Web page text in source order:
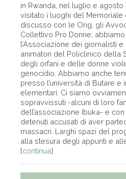
in Rwanda, nel luglio e
visitato i luoghi del Memoriale
discusso con le Ong, gli
Collettivo Pro Donne;
l’Associazione dei giornalisti
animatori del Policlinico della
degli orfani e delle donne
genocidio. Abbiamo anche
presso l’università di Butare
elementari. Ci siamo
sopravvissuti -alcuni di loro
dell’associazione Ibuka- e
detenuti accusati di aver
massacri. Larghi spazi del
alla stesura degli appunti e
[continua]